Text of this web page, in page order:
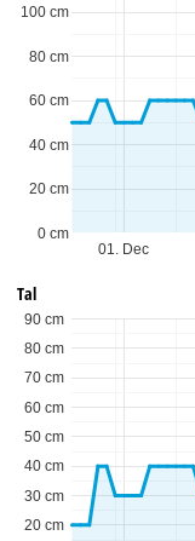
Fr:
Sa-So:
01. Dec
0 cm
20 cm
40 cm
60 cm
80 cm
100 cm
Tal
20 cm
30 cm
40 cm
50 cm
60 cm
70 cm
80 cm
90 cm